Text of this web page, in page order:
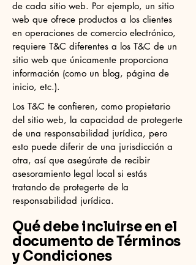
de cada sitio web. Por ejemplo, un sitio
web que ofrece productos a los clientes
en operaciones de comercio electrónico,
requiere T&C diferentes a los T&C de un
sitio web que únicamente proporciona
información (como un blog, página de
inicio, etc.).
Los T&C te confieren, como propietario
del sitio web, la capacidad de protegerte
de una responsabilidad jurídica, pero
esto puede diferir de una jurisdicción a
otra, así que asegúrate de recibir
asesoramiento legal local si estás
tratando de protegerte de la
responsabilidad jurídica.
Qué debe incluirse en el
documento de Términos
y Condiciones